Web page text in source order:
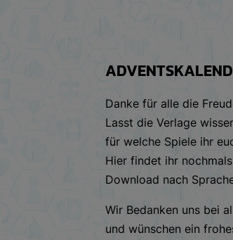
Danke für alle die
Lasst die Verlage
für welche Spiele ihr
Hier findet ihr
Download nach
Wir Bedanken uns bei
und wünschen ein